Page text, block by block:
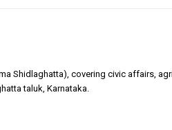
Shidlaghatta), covering civic affairs,
taluk, Karnataka.